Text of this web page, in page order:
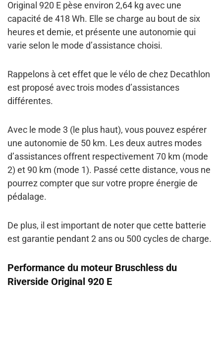
Original 920 E pèse environ 2,64 kg avec une
capacité de 418 Wh. Elle se charge au bout de six
heures et demie, et présente une autonomie qui
varie selon le mode d’assistance choisi.
Rappelons à cet effet que le vélo de chez Decathlon
est proposé avectrois modes d’assistances
différentes.
Avec le mode 3 (le plus haut), vous pouvez espérer
une autonomie de 50 km. Les deux autres modes
d’assistances offrent respectivement70 km (mode
2) et 90 km (mode 1). Passé cette distance, vous ne
pourrez compter que sur votre propre énergie de
pédalage.
De plus, il est important de noter que cette batterie
est garantie pendant 2 ans ou 500 cycles de charge.
Performance du moteur Bruschless du
Riverside Original 920 E